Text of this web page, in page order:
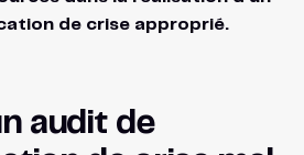
de crise approprié.
audit de